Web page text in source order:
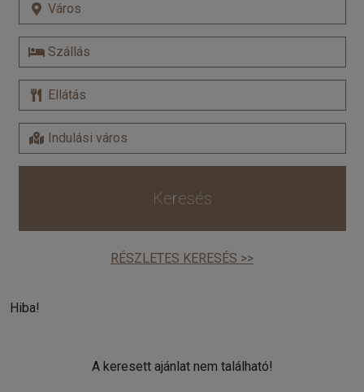
Keresés
RÉSZLETES KERESÉS >>
Hiba!
A keresett ajánlat nem található!